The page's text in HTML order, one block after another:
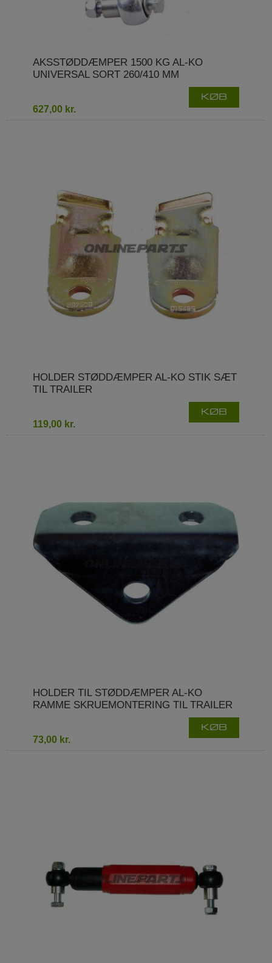
AKSSTØDDÆMPER 1500 KG AL-KO
UNIVERSAL SORT 260/410 MM
627,00 kr.
KØB
HOLDER STØDDÆMPER AL-KO STIK SÆT
TIL TRAILER
119,00 kr.
KØB
HOLDER TIL STØDDÆMPER AL-KO
RAMME SKRUEMONTERING TIL TRAILER
73,00 kr.
KØB